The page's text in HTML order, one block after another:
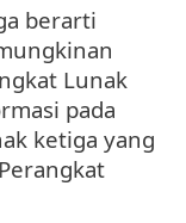
berarti
Lunak
pada
ketiga yang